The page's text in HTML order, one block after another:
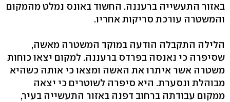
באזור התעשייה ברעננה. החשוד באונס נמלט מהמקום
והמשטרה עורכת סריקות אחריו.
הלילה התקבלה הודעה במוקד המשטרה מאשה,
שסיפרה כי נאנסה בפרדס ברעננה. למקום יצאו כוחות
משטרה אשר איתרו את האשה ומצאו כי אותה כשהיא
מבוהלת ונסערת. היא סיפרה לשוטרים כי יצאה
ממקום עבודתה ברחוב דפנה באזור התעשייה בעיר,